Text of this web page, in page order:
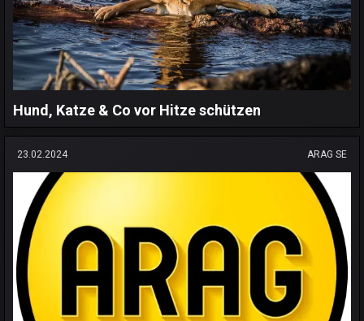
Hund, Katze & Co vor Hitze schützen
23.02.2024 ARAG SE